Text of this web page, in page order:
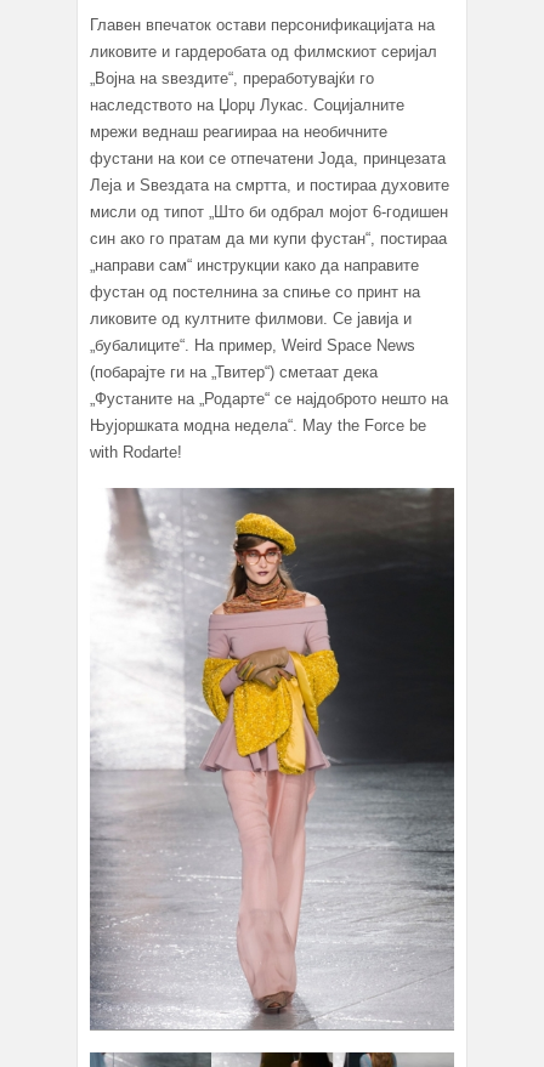
Главен впечаток остави персонификацијата на
ликовите и гардеробата од филмскиот серијал
„Војна на ѕвездите“, преработувајќи го
наследството на Џорџ Лукас. Социјалните
мрежи веднаш реагиираа на необичните
фустани на кои се отпечатени Јода, принцезата
Леја и Ѕвездата на смртта, и постираа духовите
мисли од типот „Што би одбрал мојот 6-годишен
син ако го пратам да ми купи фустан“, постираа
„направи сам“ инструкции како да направите
фустан од постелнина за спиње со принт на
ликовите од култните филмови. Се јавија и
„бубалиците“. На пример, Weird Space News
(побарајте ги на „Твитер“) сметаат дека
„Фустаните на „Родарте“ се најдоброто нешто на
Њујоршката модна недела“. May the Force be
with Rodarte!